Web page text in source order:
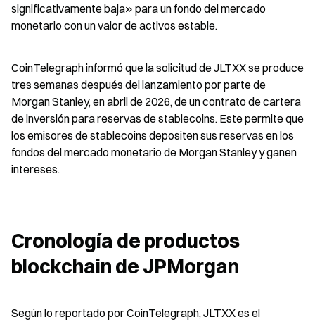
significativamente baja» para un fondo del mercado
monetario con un valor de activos estable.
CoinTelegraph informó que la solicitud de JLTXX se produce
tres semanas después del lanzamiento por parte de
Morgan Stanley, en abril de 2026, de un contrato de cartera
de inversión para reservas de stablecoins. Este permite que
los emisores de stablecoins depositen sus reservas en los
fondos del mercado monetario de Morgan Stanley y ganen
intereses.
Cronología de productos
blockchain de JPMorgan
Según lo reportado por CoinTelegraph, JLTXX es el